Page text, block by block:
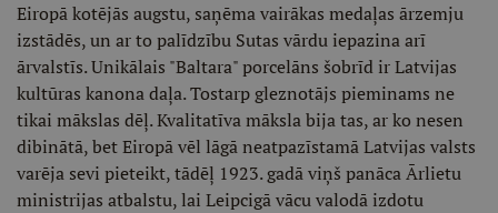
Eiropā kotējās augstu, saņēma vairākas medaļas ārzemju
izstādēs, un ar to palīdzību Sutas vārdu iepazina arī
ārvalstīs. Unikālais "Baltara" porcelāns šobrīd ir Latvijas
kultūras kanona daļa. Tostarp gleznotājs pieminams ne
tikai mākslas dēļ. Kvalitatīva māksla bija tas, ar ko nesen
dibinātā, bet Eiropā vēl lāgā neatpazīstamā Latvijas valsts
varēja sevi pieteikt, tādēļ 1923. gadā viņš panāca Ārlietu
ministrijas atbalstu, lai Leipcigā vācu valodā izdotu